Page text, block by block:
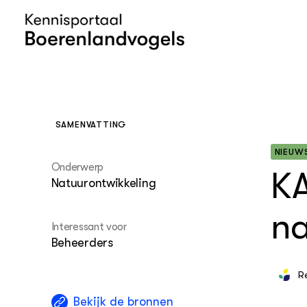
Leren over de
Grutto
trekvogel
zijn
SAMENVATTING
Onderwerp
Natuurontwikkeling
Interessant voor
Beheerders
Bekijk de bronnen